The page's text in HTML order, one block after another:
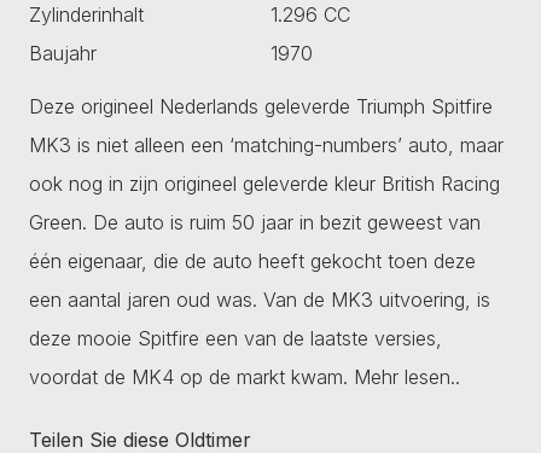
Zylinderinhalt
1.296 CC
Baujahr
1970
Deze origineel Nederlands geleverde Triumph Spitfire
MK3 is niet alleen een ‘matching-numbers’ auto, maar
ook nog in zijn origineel geleverde kleur British Racing
Green. De auto is ruim 50 jaar in bezit geweest van
één eigenaar, die de auto heeft gekocht toen deze
een aantal jaren oud was. Van de MK3 uitvoering, is
deze mooie Spitfire een van de laatste versies,
voordat de MK4 op de markt kwam. Mehr lesen..
Teilen Sie diese Oldtimer